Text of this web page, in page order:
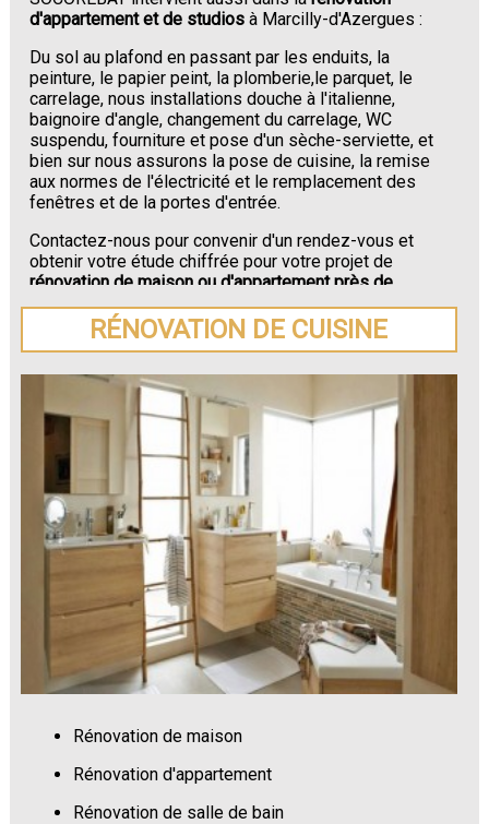
d'appartement et de studios à Marcilly-d'Azergues :
Du sol au plafond en passant par les enduits, la
peinture, le papier peint, la plomberie,le parquet, le
carrelage, nous installations douche à l'italienne,
baignoire d'angle, changement du carrelage, WC
suspendu, fourniture et pose d'un sèche-serviette, et
bien sur nous assurons la pose de cuisine, la remise
aux normes de l'électricité et le remplacement des
fenêtres et de la portes d'entrée.
Contactez-nous pour convenir d'un rendez-vous et
obtenir votre étude chiffrée pour votre projet de
rénovation de maison ou d'appartement près de
Marcilly-d'Azergues.
RÉNOVATION DE CUISINE
Rénovation de maison
Rénovation d'appartement
Rénovation de salle de bain